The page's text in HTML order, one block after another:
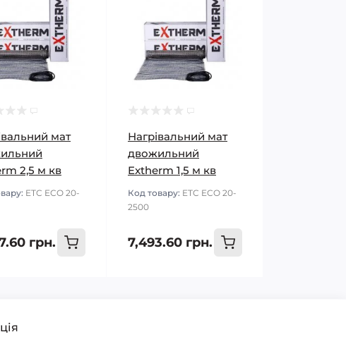
мат
2,5 м кв
ETC ECO 20-
грн.
Нагрівальний мат
двожильний
Extherm 1,5 м кв
Код товару: ETC ECO 20-
2500
7,493.60 грн.